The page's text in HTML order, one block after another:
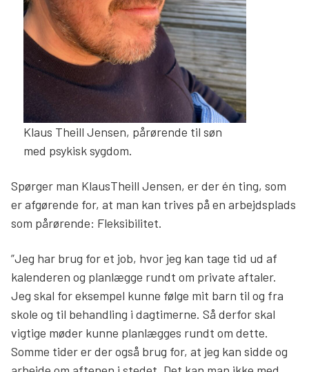
Klaus Theill Jensen, pårørende til søn
med psykisk sygdom.
Spørger man KlausTheill Jensen, er der én ting, som
er afgørende for, at man kan trives på en arbejdsplads
som pårørende: Fleksibilitet.
”Jeg har brug for et job, hvor jeg kan tage tid ud af
kalenderen og planlægge rundt om private aftaler.
Jeg skal for eksempel kunne følge mit barn til og fra
skole og til behandling i dagtimerne. Så derfor skal
vigtige møder kunne planlægges rundt om dette.
Somme tider er der også brug for, at jeg kan sidde og